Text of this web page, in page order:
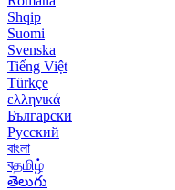
Shqip
Suomi
Svenska
Tiếng Việt
Türkçe
ελληνικά
Български
Русский
বাংলা
বதமிழ்
తెలుగు